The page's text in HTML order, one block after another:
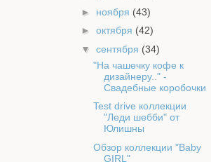
► ноября (43)
► октября (42)
▼ сентября (34)
"На чашечку кофе к
дизайнеру.." -
Свадебные коробочки
Test drive коллекции
"Леди шебби" от
Юлишны
Обзор коллекции "Baby
GIRL"